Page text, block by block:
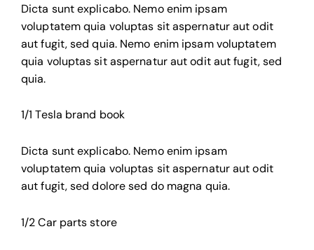
Dicta sunt explicabo. Nemo enim ipsam
voluptatem quia voluptas sit aspernatur aut odit
aut fugit, sed quia. Nemo enim ipsam voluptatem
quia voluptas sit aspernatur aut odit aut fugit, sed
quia.
1/1 Tesla brand book
Dicta sunt explicabo. Nemo enim ipsam
voluptatem quia voluptas sit aspernatur aut odit
aut fugit, sed dolore sed do magna quia.
1/2 Car parts store